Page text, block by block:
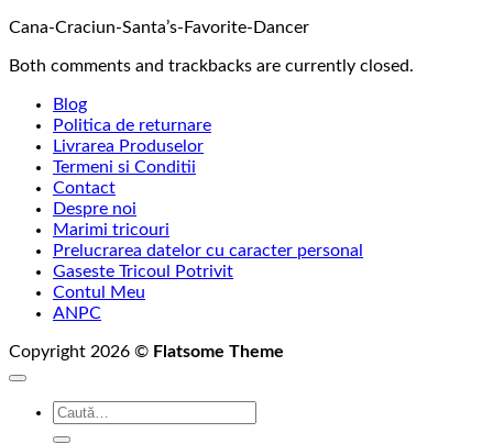
Cana-Craciun-Santa’s-Favorite-Dancer
Both comments and trackbacks are currently closed.
Blog
Politica de returnare
Livrarea Produselor
Termeni si Conditii
Contact
Despre noi
Marimi tricouri
Prelucrarea datelor cu caracter personal
Gaseste Tricoul Potrivit
Contul Meu
ANPC
Copyright 2026 © Flatsome Theme
Caută